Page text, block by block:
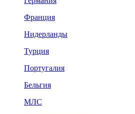
Франция
Нидерланды
Турция
Португалия
Бельгия
МЛС